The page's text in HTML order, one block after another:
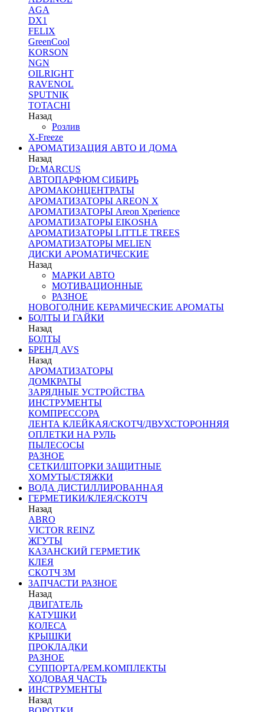
AGA
DX1
FELIX
GreenCool
KORSON
NGN
OILRIGHT
RAVENOL
SPUTNIK
TOTACHI
Назад
Розлив
X-Freeze
АРОМАТИЗАЦИЯ АВТО И ДОМА
Назад
Dr.MARCUS
АВТОПАРФЮМ СИБИРЬ
АРОМАКОНЦЕНТРАТЫ
АРОМАТИЗАТОРЫ AREON X
АРОМАТИЗАТОРЫ Areon Xperience
АРОМАТИЗАТОРЫ EIKOSHA
АРОМАТИЗАТОРЫ LITTLE TREES
АРОМАТИЗАТОРЫ MELIEN
ДИСКИ АРОМАТИЧЕСКИЕ
Назад
МАРКИ АВТО
МОТИВАЦИОННЫЕ
РАЗНОЕ
НОВОГОДНИЕ КЕРАМИЧЕСКИЕ АРОМАТЫ
БОЛТЫ И ГАЙКИ
Назад
БОЛТЫ
БРЕНД AVS
Назад
АРОМАТИЗАТОРЫ
ДОМКРАТЫ
ЗАРЯДНЫЕ УСТРОЙСТВА
ИНСТРУМЕНТЫ
КОМПРЕССОРА
ЛЕНТА КЛЕЙКАЯ/СКОТЧ/ДВУХСТОРОННЯЯ
ОПЛЕТКИ НА РУЛЬ
ПЫЛЕСОСЫ
РАЗНОЕ
СЕТКИ/ШТОРКИ ЗАЩИТНЫЕ
ХОМУТЫ/СТЯЖКИ
ВОДА ДИСТИЛЛИРОВАННАЯ
ГЕРМЕТИКИ/КЛЕЯ/СКОТЧ
Назад
ABRO
VICTOR REINZ
ЖГУТЫ
КАЗАНСКИЙ ГЕРМЕТИК
КЛЕЯ
СКОТЧ 3М
ЗАПЧАСТИ РАЗНОЕ
Назад
ДВИГАТЕЛЬ
КАТУШКИ
КОЛЕСА
КРЫШКИ
ПРОКЛАДКИ
РАЗНОЕ
СУППОРТА/РЕМ.КОМПЛЕКТЫ
ХОДОВАЯ ЧАСТЬ
ИНСТРУМЕНТЫ
Назад